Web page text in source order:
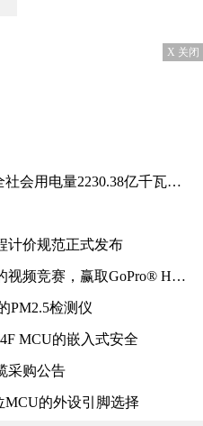
X 关闭
2230.38亿千瓦时 同比降低8.3%
计价规范正式发布
取GoPro® HERO4 银版摄像机|微速讯
PM2.5检测仪
MCU的嵌入式安全
采购公告
MCU的外设引脚选择